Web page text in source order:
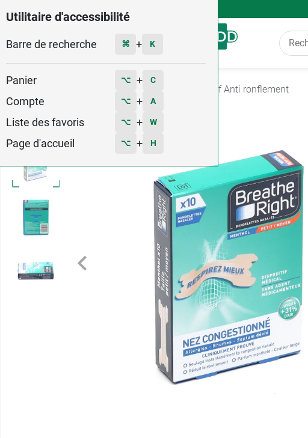
Utilitaire d'accessibilité
Barre de recherche ⌘ + K
Panier ⌥ + C
Compte ⌥ + A
Liste des favoris ⌥ + W
Page d'accueil ⌥ + H
Menu
Dispositif Anti ronflement
4